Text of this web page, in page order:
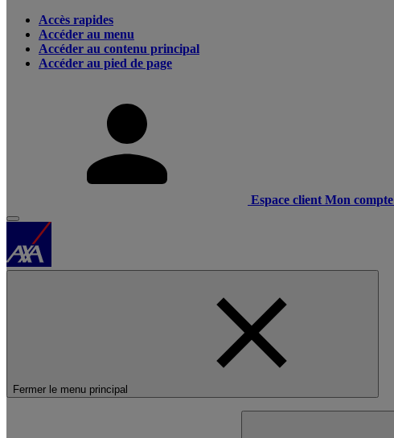
Accès rapides
Accéder au menu
Accéder au contenu principal
Accéder au pied de page
Espace client Mon compte
Fermer le menu principal